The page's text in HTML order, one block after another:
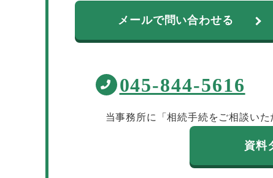
メールで問い合わせる
045-844-5616
当事務所に「相続手続をご相談い
資料